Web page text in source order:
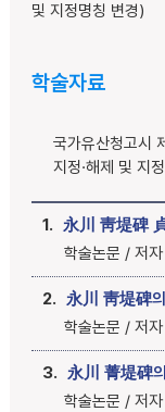
및 지정명칭 변경)
학술자료
국가유산청고시
지정·해제 및 지
1. 永川 靑堤碑
학술논문 / 저
2. 永川 靑堤碑
학술논문 / 저
3. 永川 菁堤碑
학술논문 / 저